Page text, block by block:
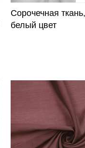
Сорочечная ткань,
белый цвет